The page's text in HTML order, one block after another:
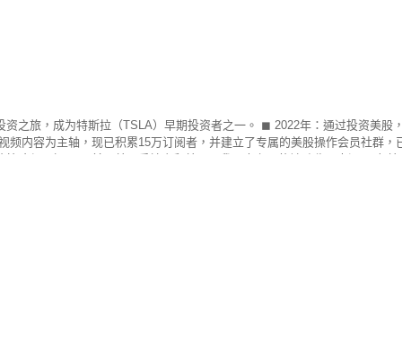
之旅，成为特斯拉（TSLA）早期投资者之一。 ◼ 2022年：通过投资美
频内容为主轴，现已积累15万订阅者，并建立了专属的美股操作会员社群
略与见解。 目前，美国房地产和美股是我两大主要的被动收入来源。 在